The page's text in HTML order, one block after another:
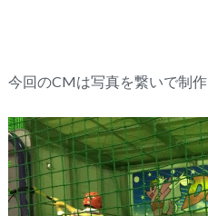
今回のCMは写真を繋いで制